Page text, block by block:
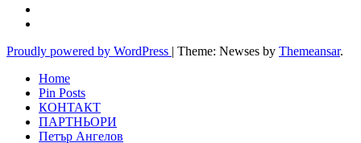
Proudly powered by WordPress | Theme: Newses by Themeansar.
Home
Pin Posts
КОНТАКТ
ПАРТНЬОРИ
Петър Ангелов